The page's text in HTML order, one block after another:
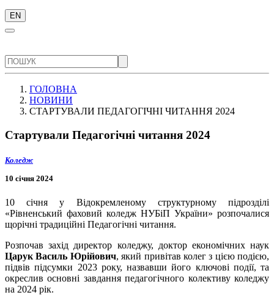
EN
ГОЛОВНА
НОВИНИ
СТАРТУВАЛИ ПЕДАГОГІЧНІ ЧИТАННЯ 2024
Стартували Педагогічні читання 2024
Коледж
10 січня 2024
10 січня у Відокремленому структурному підрозділі
«Рівненський фаховий коледж НУБіП України» розпочалися
щорічні традиційні Педагогічні читання.
Розпочав захід директор коледжу, доктор економічних наук
Царук Василь Юрійович, який привітав колег з цією подією,
підвів підсумки 2023 року, назвавши його ключові події, та
окреслив основні завдання педагогічного колективу коледжу
на 2024 рік.